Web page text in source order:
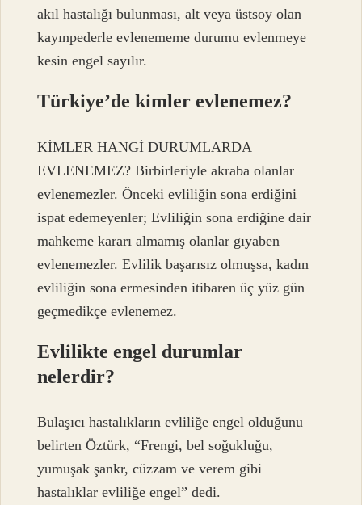
akıl hastalığı bulunması, alt veya üstsoy olan
kayınpederle evlenememe durumu evlenmeye
kesin engel sayılır.
Türkiye’de kimler evlenemez?
KİMLER HANGİ DURUMLARDA
EVLENEMEZ? Birbirleriyle akraba olanlar
evlenemezler. Önceki evliliğin sona erdiğini
ispat edemeyenler; Evliliğin sona erdiğine dair
mahkeme kararı almamış olanlar gıyaben
evlenemezler. Evlilik başarısız olmuşsa, kadın
evliliğin sona ermesinden itibaren üç yüz gün
geçmedikçe evlenemez.
Evlilikte engel durumlar
nelerdir?
Bulaşıcı hastalıkların evliliğe engel olduğunu
belirten Öztürk, “Frengi, bel soğukluğu,
yumuşak şankr, cüzzam ve verem gibi
hastalıklar evliliğe engel” dedi.